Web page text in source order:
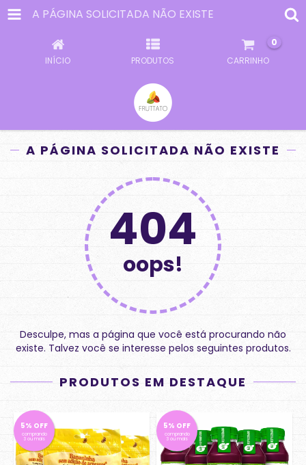
A PÁGINA SOLICITADA NÃO EXISTE
INÍCIO PRODUTOS CARRINHO
0
A PÁGINA SOLICITADA NÃO EXISTE
404
oops!
Desculpe, mas a página que você está procurando não
existe. Talvez você se interesse pelos seguintes produtos.
PRODUTOS EM DESTAQUE
5% OFF
comprando
3 ou mais
5% OFF
comprando
3 ou mais